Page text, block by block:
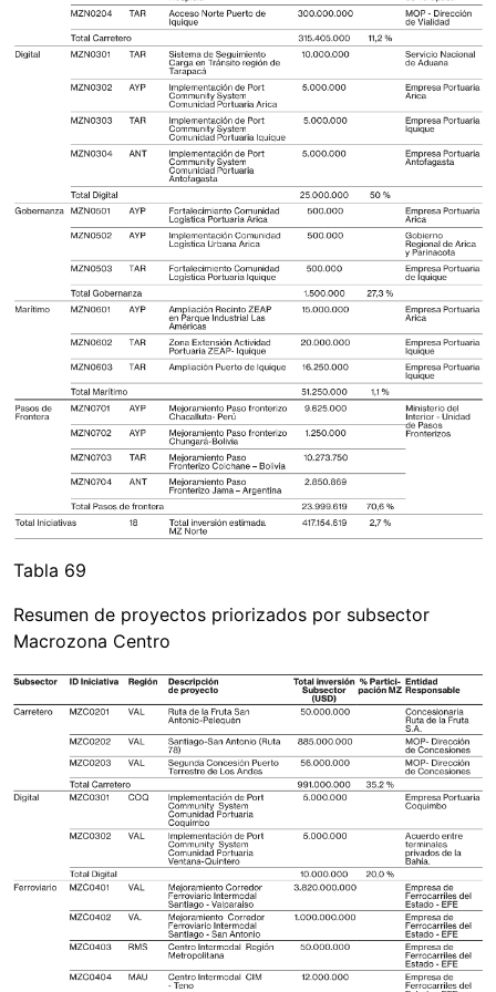
Tabla 69
Resumen de proyectos priorizados por subsector
Macrozona Centro